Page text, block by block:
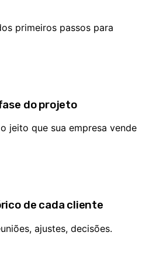
primeiros passos para
do projeto
jeito que sua empresa vende
de cada cliente
ajustes, decisões.